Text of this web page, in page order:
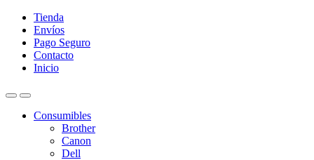
Tienda
Envíos
Pago Seguro
Contacto
Inicio
Consumibles
Brother
Canon
Dell